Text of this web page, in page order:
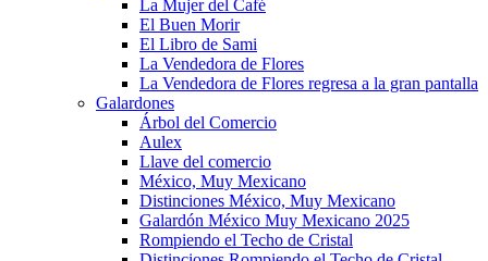
La Mujer del Café
El Buen Morir
El Libro de Sami
La Vendedora de Flores
La Vendedora de Flores regresa a la gran pantalla
Galardones
Árbol del Comercio
Aulex
Llave del comercio
México, Muy Mexicano
Distinciones México, Muy Mexicano
Galardón México Muy Mexicano 2025
Rompiendo el Techo de Cristal